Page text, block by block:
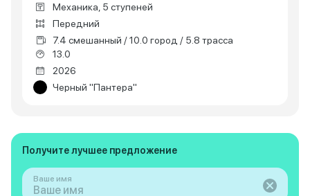
Механика, 5 ступеней
Передний
7.4 смешанный / 10.0 город / 5.8 трасса
13.0
2026
Черный "Пантера"
Получите лучшее предложение
Ваше имя